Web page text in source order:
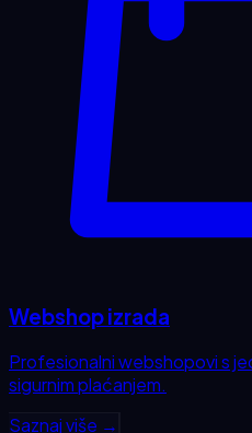
Webshop izrada
Profesionalni webshopovi s
sigurnim plaćanjem.
Saznaj više →